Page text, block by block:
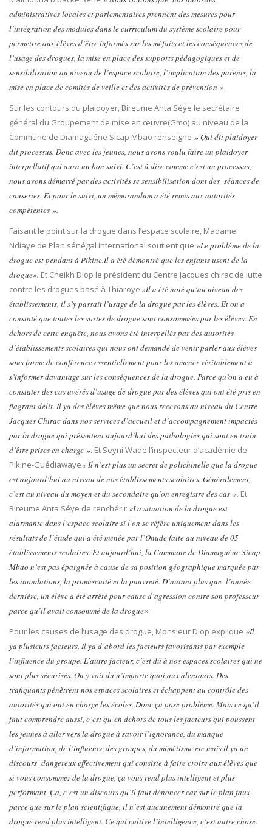
administratives locales et parlementaires prennent des mesures pour
l’intégration des modules dans le curriculum du système scolaire pour
permettre aux élèves d’être informés sur les méfaits et les conséquences de
l’usage des drogues, la mise en place des supports pédagogiques et de
sensibilisation au niveau de l’espace scolaire, l’implication des parents, la
mise en place de comités de veille et des activités de prévention ».
Sur les contours du plaidoyer, Bireume Anta Séye le secrétaire
général du Groupement de mise en œuvre(Gmo) au niveau de la
Commune de Diamaguéne Sicap Mbao renseigne » Qui dit plaidoyer
dit processus. Donc avec les jeunes, nous avons voulu faire un plaidoyer
interpellatif qui aura un bon suivi. C’est à dire comme c’est un processus,
nous avons démarré par des activités se sensibilisation dont des séances de
causeries. Et pour le suivi, un mémorandum a été remis aux autorités
compétentes ».
Faisant le point sur la drogue dans l’espace scolaire, Madame
Ndiaye de Plan sénégal international soutient que «Le problème de la
drogue est pendant à Pikine.Il a été démontré que les enfants usent de la
drogue». Et Cheikh Diop le président du Centre Jacques chirac de lutte
contre les drogues basé à Thiaroye »Il a été noté qu’au niveau des
établissements, il s’y passait l’usage de la drogue par les élèves. Et on a
constaté que toutes les sortes de drogue sont consommées par les élèves. En
dehors de cette enquête, nous avons été interpellés par des autorités
d’établissements scolaires qui nous ont demandé de venir parler aux élèves
sous forme de conférence essentiellement pour les amener véritablement à
s’informer davantage sur les conséquences de la drogue. Parce qu’on a eu à
constater des cas avérés d’usage de drogue par des élèves qui ont été pris en
flagrant délit. Il ya des élèves même que nous recevons au niveau du Centre
Jacques Chirac dans nos services d’accueil et d’accompagnement impactés
par la drogue qui présentent aujourd’hui des pathologies qui sont en train
d’être prises en charge ». Et Seyni Wade l’inspecteur d’académie de
Pikine-Guédiawaye« Il n’est plus un secret de polichinelle que la drogue
est aujourd’hui au niveau de nos établissements scolaires. Généralement,
c’est au niveau du moyen et du secondaire qu’on enregistre des cas ». Et
Bireume Anta Séye de renchérir «La situation de la drogue est
alarmante dans l’espace scolaire si l’on se réfère uniquement dans les
résultats de l’étude qui a été menée par l’Onudc faite au niveau de 05
établissements scolaires. Et aujourd’hui, la Commune de Diamaguéne Sicap
Mbao n’est pas épargnée à cause de sa position géographique marquée par
les inondations, la promiscuité et la pauvreté. D’autant plus que l’année
dernière, un élève a été arrêté pour cause d’agression contre son professeur
parce qu’il avait consommé de la drogue« .
Pour les causes de l’usage des drogue, Monsieur Diop explique «Il
ya plusieurs facteurs. Il ya d’abord les facteurs favorisants par exemple
l’influence du groupe. L’autre facteur, c’est dû à nos espaces scolaires qui ne
sont plus sécurisés. On y voit du n’importe quoi aux alentours. Des
trafiquants pénètrent nos espaces scolaires et échappent au contrôle des
autorités qui ont en charge les écoles. Donc ça pose problème. Mais ce qu’il
faut comprendre aussi, c’est qu’en dehors de tous les facteurs qui poussent
les jeunes à aller vers la drogue à savoir l’ignorance, du manque
d’information, de l’influence des groupes, du mimétisme etc mais il ya un
discours dangereux effectivement qui consiste à faire croire aux élèves que
si vous consommez de la drogue, ça vous rend plus intelligent et plus
performant. Ça, c’est un discours qu’il faut dénoncer car sur le plan faux
parce que sur le plan scientifique, il n’est aucunement démontré que la
drogue rend plus intelligent. Ce qui cultive l’intelligence, c’est autre chose.